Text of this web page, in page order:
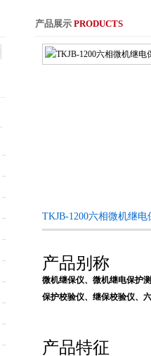
产品展示 PRODUCTS
TKJB-1200六相微机继
产品别称
微机继保仪、微机继电保护
保护校验仪、继保校验仪、
产品特征